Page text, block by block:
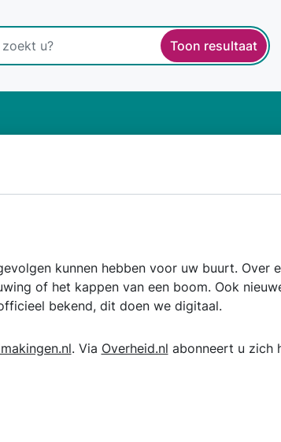
Toon resultaat
kunnen hebben voor uw buurt. Over
of het kappen van een boom. Ook
bekend, dit doen we digitaal.
. Via Overheid.nl abonneert u zich